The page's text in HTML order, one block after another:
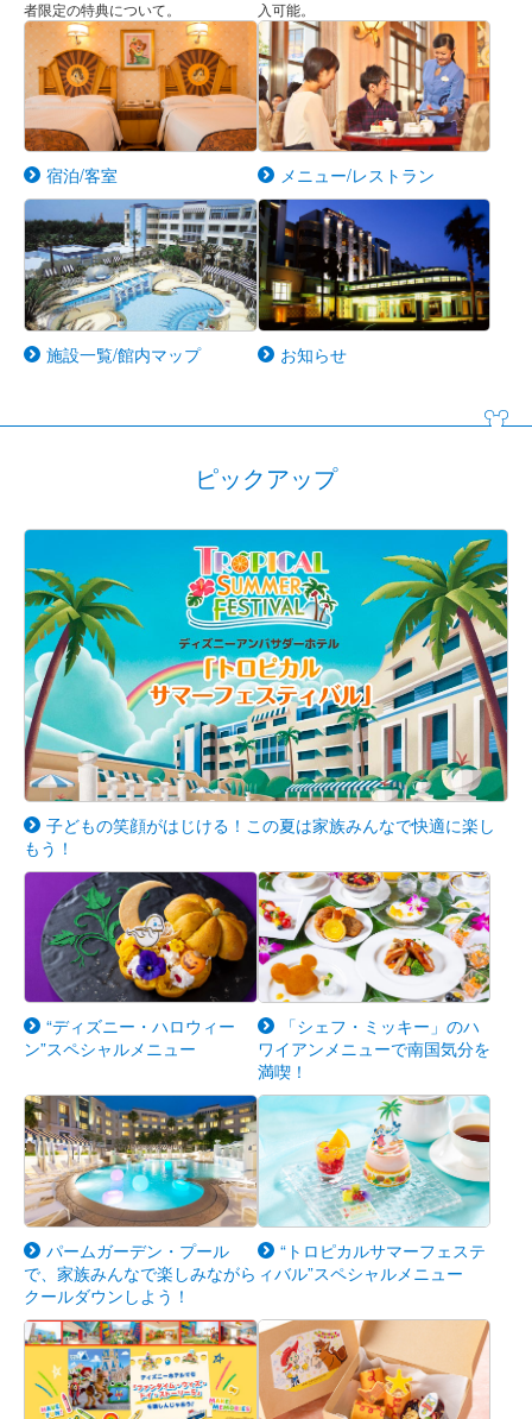
者限定の特典について。
入可能。
宿泊/客室 メニュー/レストラン
施設一覧/館内マップ お知らせ
ピックアップ
子どもの笑顔がはじける！この夏は家族みんなで快適に楽し
もう！
“ディズニー・ハロウィー
ン”スペシャルメニュー
「シェフ・ミッキー」のハ
ワイアンメニューで南国気分を
満喫！
パームガーデン・プール
で、家族みんなで楽しみながら
クールダウンしよう！
“トロピカルサマーフェステ
ィバル”スペシャルメニュー